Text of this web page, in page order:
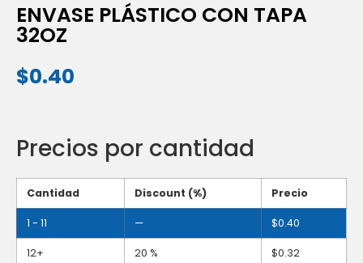
ENVASE PLÁSTICO CON TAPA
32OZ
$0.40
Precios por cantidad
Cantidad Discount (%) Precio
1 - 11 — $0.40
12+ 20 % $0.32